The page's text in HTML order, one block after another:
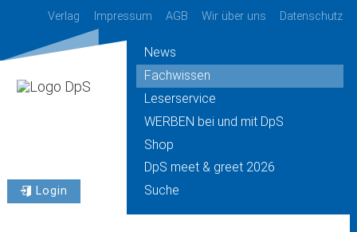
Verlag Impressum AGB Wir über uns Datenschutz
Login
News
Fachwissen
Leserservice
WERBEN bei und mit DpS
Shop
DpS meet & greet 2026
Suche